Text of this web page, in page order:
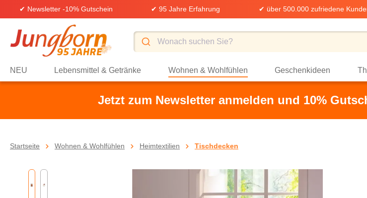
Zur Hauptnavigation springen
✔ Newsletter -10% Gutschein ✔ 95 Jahre Erfahrung ✔ über 500.000 zufriedene
NEU Lebensmittel & Getränke Wohnen & Wohlfühlen Geschenkideen
Jetzt zum Newsletter anmelden und 10%
Startseite Wohnen & Wohlfühlen Heimtextilien Tischdecken
Bildergalerie überspringen